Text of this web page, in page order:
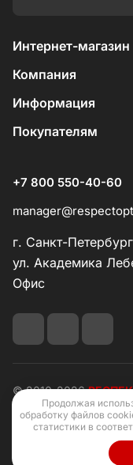
Интернет-магазин
Компания
Информация
Покупателям
+7 800 550-40-60
г. Санкт-Петербург
ул. Академика
Офис
© 2010-2026
Конфиденциальность
Продолжая
обработку файлов
статистики в